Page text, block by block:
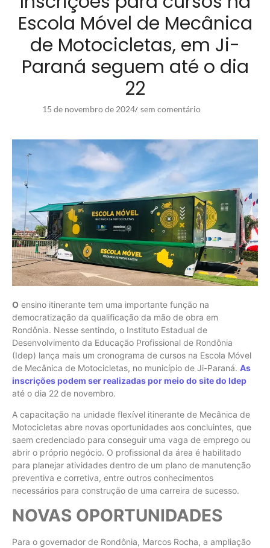
Escola Móvel de Mecânica
de Motocicletas, em Ji-
Paraná seguem até o dia
22
15 de novembro de 2024/ sem comentário
O ensino itinerante tem uma importante função na
democratização da qualificação da mão de obra em
Rondônia. Nesse sentindo, o Instituto Estadual de
Desenvolvimento da Educação Profissional de Rondônia
(Idep) lança mais um cronograma de cursos na Escola Móvel
de Mecânica de Motocicletas, no município de Ji-Paraná. As
inscrições podem ser realizadas por meio do site do Idep
até o dia 22 de novembro.
A capacitação na unidade flexível itinerante de Mecânica de
Motocicletas abre novas oportunidades aos concluintes, que
saem credenciado para conseguir uma vaga de emprego ou
abrir o próprio negócio. O profissional da área é habilitado
para planejar atividades dentro de um plano de manutenção
preventiva e corretiva, entre outros conhecimentos
necessários para construção de uma carreira de sucesso.
NOVAS OPORTUNIDADES
Para o governador de Rondônia, Marcos Rocha, a ampliação